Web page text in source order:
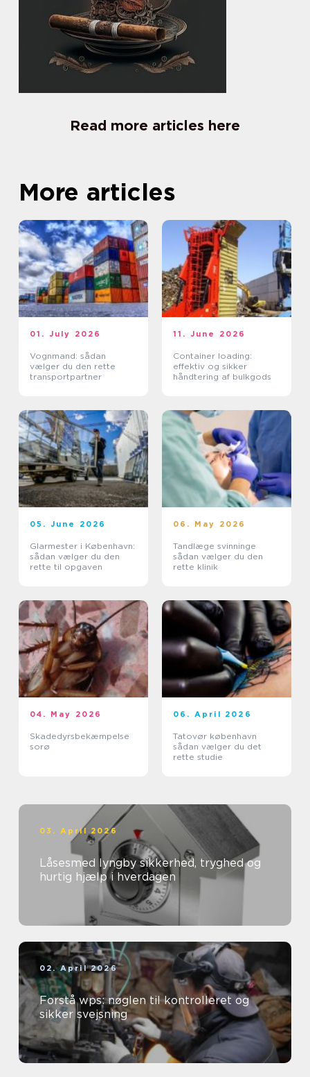
Read more articles here
More articles
01. July 2026
Vognmand: sådan
vælger du den rette
transportpartner
11. June 2026
Container loading:
effektiv og sikker
håndtering af bulkgods
05. June 2026
Glarmester i København:
sådan vælger du den
rette til opgaven
06. May 2026
Tandlæge svinninge
sådan vælger du den
rette klinik
04. May 2026
Skadedyrsbekæmpelse
sorø
06. April 2026
Tatovør københavn
sådan vælger du det
rette studie
03. April 2026
Låsesmed lyngby sikkerhed, tryghed og
hurtig hjælp i hverdagen
02. April 2026
Forstå wps: nøglen til kontrolleret og
sikker svejsning